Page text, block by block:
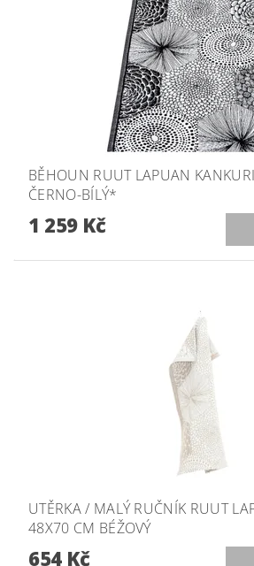
BĚHOUN RUUT LAPUAN
ČERNO-BÍLÝ*
1 259 Kč
UTĚRKA / MALÝ RUČNÍK RUUT
48X70 CM BÉŽOVÝ
654 Kč